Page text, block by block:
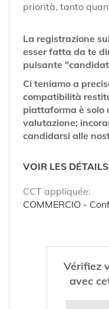
priorità, tanto
La registrazione
esser fatta da te
pulsante
Ci teniamo a
compatibilità
piattaforma è solo
valutazione;
candidarsi alle
VOIR LES DÉTAILS
CCT appliquée:
COMMERCIO -
Vérifiez
avec